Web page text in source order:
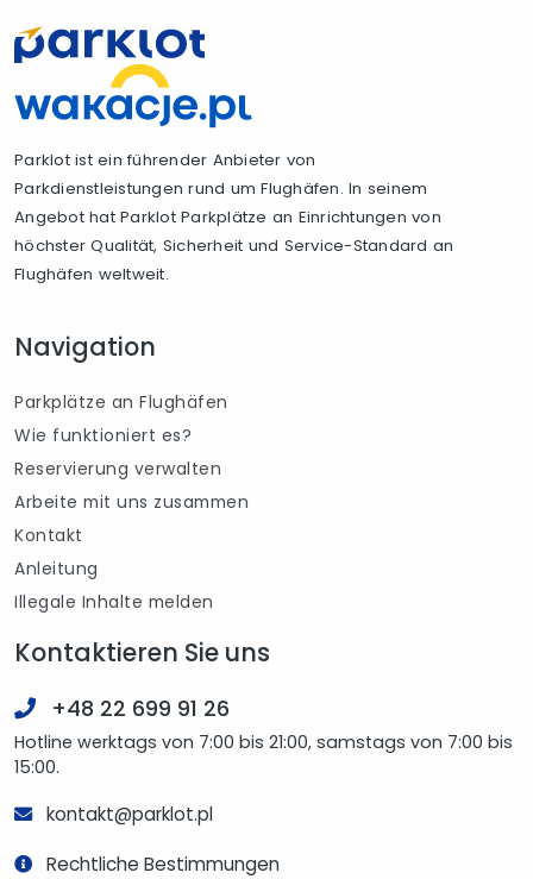
Parklot ist ein führender Anbieter von
Parkdienstleistungen rund um Flughäfen. In seinem
Angebot hat Parklot Parkplätze an Einrichtungen von
höchster Qualität, Sicherheit und Service-Standard an
Flughäfen weltweit.
Navigation
Parkplätze an Flughäfen
Wie funktioniert es?
Reservierung verwalten
Arbeite mit uns zusammen
Kontakt
Anleitung
Illegale Inhalte melden
Kontaktieren Sie uns
+48 22 699 91 26
Hotline werktags von 7:00 bis 21:00, samstags von 7:00 bis
15:00.
kontakt@parklot.pl
Rechtliche Bestimmungen